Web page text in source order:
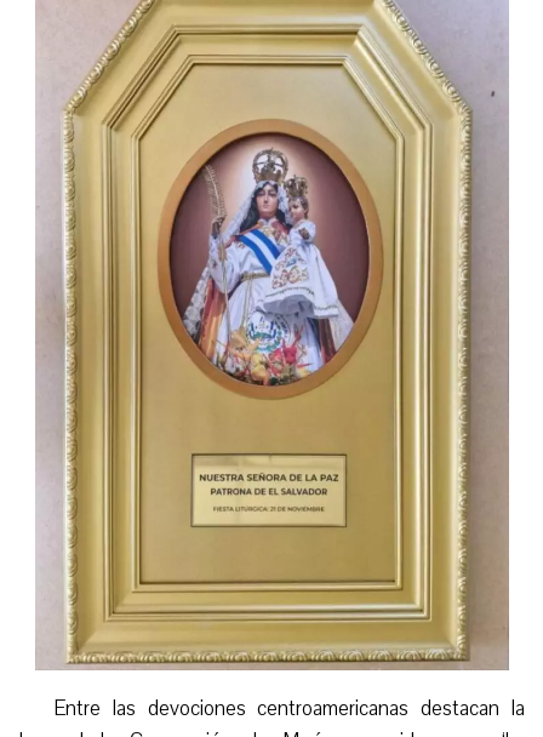
Entre las devociones centroamericanas destacan la